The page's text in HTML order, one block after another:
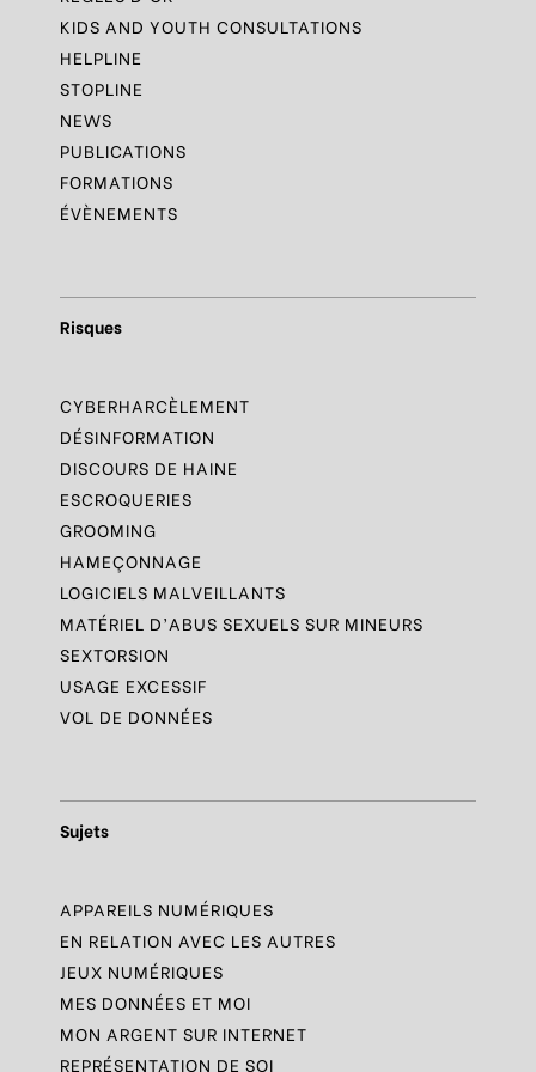
KIDS AND YOUTH CONSULTATIONS
HELPLINE
STOPLINE
NEWS
PUBLICATIONS
FORMATIONS
ÉVÈNEMENTS
Risques
CYBERHARCÈLEMENT
DÉSINFORMATION
DISCOURS DE HAINE
ESCROQUERIES
GROOMING
HAMEÇONNAGE
LOGICIELS MALVEILLANTS
MATÉRIEL D’ABUS SEXUELS SUR MINEURS
SEXTORSION
USAGE EXCESSIF
VOL DE DONNÉES
Sujets
APPAREILS NUMÉRIQUES
EN RELATION AVEC LES AUTRES
JEUX NUMÉRIQUES
MES DONNÉES ET MOI
MON ARGENT SUR INTERNET
REPRÉSENTATION DE SOI